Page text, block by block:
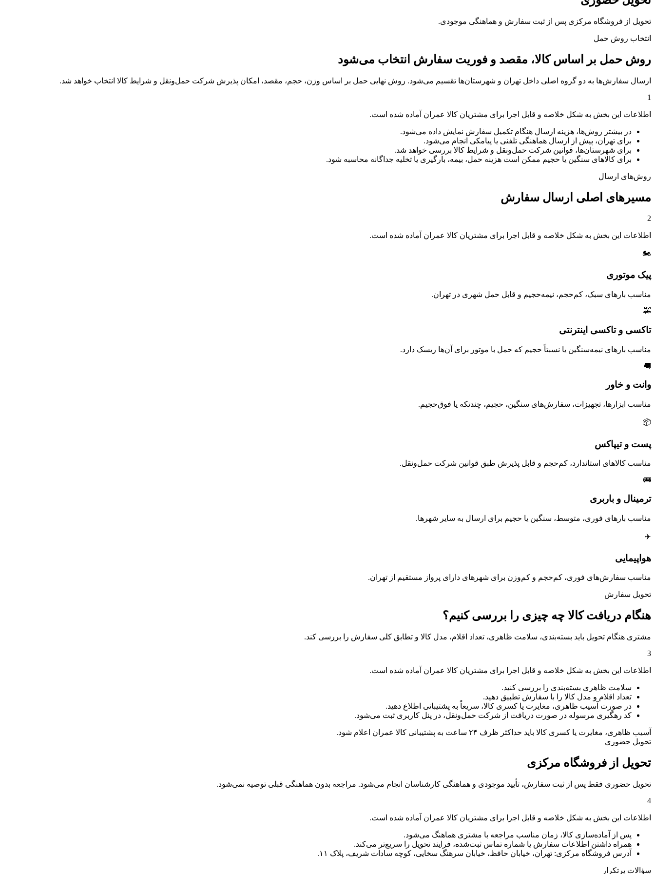
تحویل از فروشگاه مرکزی پس از ثبت سفارش و هماهنگی موجودی.
انتخاب روش حمل
روش حمل بر اساس کالا، مقصد و فوریت سفارش انتخاب می‌شود
ارسال سفارش‌ها به دو گروه اصلی داخل تهران و شهرستان‌ها تقسیم می‌شود. روش نهایی حمل بر اساس وزن، حجم، مقصد، امکان پذیرش شرکت حمل‌ونقل و شرایط کالا انتخاب خواهد شد.
1
اطلاعات این بخش به شکل خلاصه و قابل اجرا برای مشتریان کالا عمران آماده شده است.
در بیشتر روش‌ها، هزینه ارسال هنگام تکمیل سفارش نمایش داده می‌شود.
برای تهران، پیش از ارسال هماهنگی تلفنی یا پیامکی انجام می‌شود.
برای شهرستان‌ها، قوانین شرکت حمل‌ونقل و شرایط کالا بررسی خواهد شد.
برای کالاهای سنگین یا حجیم ممکن است هزینه حمل، بیمه، بارگیری یا تخلیه جداگانه محاسبه شود.
روش‌های ارسال
مسیرهای اصلی ارسال سفارش
2
اطلاعات این بخش به شکل خلاصه و قابل اجرا برای مشتریان کالا عمران آماده شده است.
🏍️
پیک موتوری
مناسب بارهای سبک، کم‌حجم، نیمه‌حجیم و قابل حمل شهری در تهران.
🚕
تاکسی و تاکسی اینترنتی
مناسب بارهای نیمه‌سنگین یا نسبتاً حجیم که حمل با موتور برای آن‌ها ریسک دارد.
🚚
وانت و خاور
مناسب ابزارها، تجهیزات، سفارش‌های سنگین، حجیم، چندتکه یا فوق‌حجیم.
📦
پست و تیپاکس
مناسب کالاهای استاندارد، کم‌حجم و قابل پذیرش طبق قوانین شرکت حمل‌ونقل.
🚌
ترمینال و باربری
مناسب بارهای فوری، متوسط، سنگین یا حجیم برای ارسال به سایر شهرها.
✈️
هواپیمایی
مناسب سفارش‌های فوری، کم‌حجم و کم‌وزن برای شهرهای دارای پرواز مستقیم از تهران.
تحویل سفارش
هنگام دریافت کالا چه چیزی را بررسی کنیم؟
مشتری هنگام تحویل باید بسته‌بندی، سلامت ظاهری، تعداد اقلام، مدل کالا و تطابق کلی سفارش را بررسی کند.
3
اطلاعات این بخش به شکل خلاصه و قابل اجرا برای مشتریان کالا عمران آماده شده است.
سلامت ظاهری بسته‌بندی را بررسی کنید.
تعداد اقلام و مدل کالا را با سفارش تطبیق دهید.
در صورت آسیب ظاهری، مغایرت یا کسری کالا، سریعاً به پشتیبانی اطلاع دهید.
کد رهگیری مرسوله در صورت دریافت از شرکت حمل‌ونقل، در پنل کاربری ثبت می‌شود.
آسیب ظاهری، مغایرت یا کسری کالا باید حداکثر ظرف ۲۴ ساعت به پشتیبانی کالا عمران اعلام شود.
تحویل حضوری
تحویل از فروشگاه مرکزی
تحویل حضوری فقط پس از ثبت سفارش، تأیید موجودی و هماهنگی کارشناسان انجام می‌شود. مراجعه بدون هماهنگی قبلی توصیه نمی‌شود.
4
اطلاعات این بخش به شکل خلاصه و قابل اجرا برای مشتریان کالا عمران آماده شده است.
پس از آماده‌سازی کالا، زمان مناسب مراجعه با مشتری هماهنگ می‌شود.
همراه داشتن اطلاعات سفارش یا شماره تماس ثبت‌شده، فرایند تحویل را سریع‌تر می‌کند.
آدرس فروشگاه مرکزی: تهران، خیابان حافظ، خیابان سرهنگ سخایی، کوچه سادات شریف، پلاک ۱۱.
سؤالات پرتکرار